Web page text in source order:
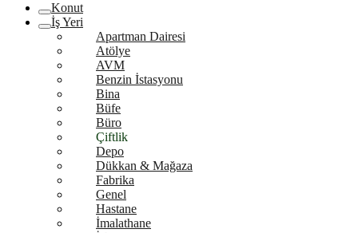
Konut
İş Yeri
Apartman Dairesi
Atölye
AVM
Benzin İstasyonu
Bina
Büfe
Büro
Çiftlik
Depo
Dükkan & Mağaza
Fabrika
Genel
Hastane
İmalathane